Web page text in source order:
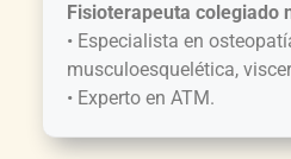
Fisioterapeuta colegiado
• Especialista en
musculoesquelética,
• Experto en ATM.